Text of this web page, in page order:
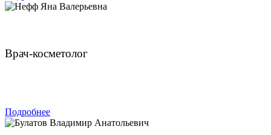
Врач-косметолог
Подробнее